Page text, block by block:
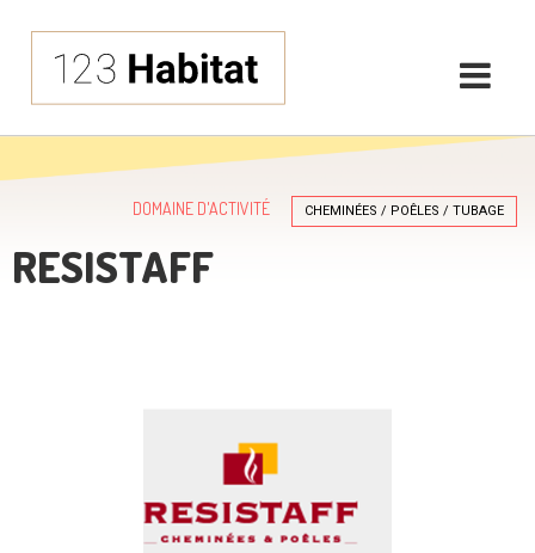
DOMAINE D'ACTIVITÉ CHEMINÉES / POÊLES / TUBAGE
RESISTAFF